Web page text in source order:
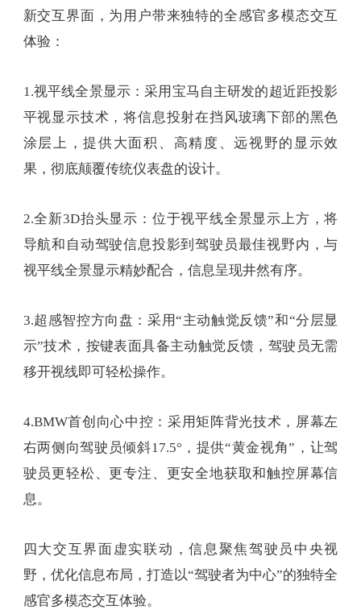
新交互界面，为用户带来独特的全感官多模态交互
体验：
1.视平线全景显示：采用宝马自主研发的超近距投影
平视显示技术，将信息投射在挡风玻璃下部的黑色
涂层上，提供大面积、高精度、远视野的显示效
果，彻底颠覆传统仪表盘的设计。
2.全新3D抬头显示：位于视平线全景显示上方，将
导航和自动驾驶信息投影到驾驶员最佳视野内，与
视平线全景显示精妙配合，信息呈现井然有序。
3.超感智控方向盘：采用“主动触觉反馈”和“分层显
示”技术，按键表面具备主动触觉反馈，驾驶员无需
移开视线即可轻松操作。
4.BMW首创向心中控：采用矩阵背光技术，屏幕左
右两侧向驾驶员倾斜17.5°，提供“黄金视角”，让驾
驶员更轻松、更专注、更安全地获取和触控屏幕信
息。
四大交互界面虚实联动，信息聚焦驾驶员中央视
野，优化信息布局，打造以“驾驶者为中心”的独特全
感官多模态交互体验。